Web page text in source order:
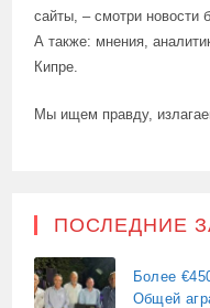
сайты, – смотри новости
А также: мнения,
Кипре.
Мы ищем правду,
ПОСЛЕДНИЕ
Более
Общей